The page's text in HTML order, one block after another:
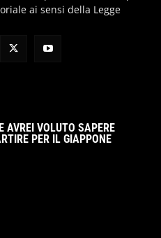
ai sensi della Legge
AVREI VOLUTO SAPERE
PER IL GIAPPONE